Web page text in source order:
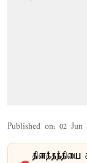
Published on: 02 Jun
தினத்தந்தியை